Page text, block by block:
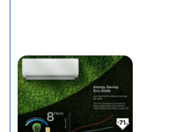
NGANG GIÁ TỐT)